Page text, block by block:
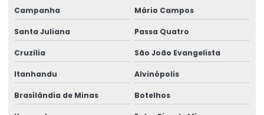
Talha Para Ambientes Com Restrição De Altura
Talha Univiga Com Monitoramento
Talhas elétricas de cabo de aço
Talhas elétricas de cabo de aço swf
Talhas elétricas de corrente swf
Campanha Mário Campos
Santa Juliana Passa Quatro
Cruzília São João Evangelista
Itanhandu Alvinópolis
Brasilândia de Minas Botelhos